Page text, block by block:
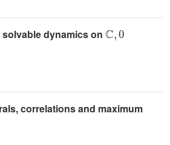
dynamics on
correlations and maximum